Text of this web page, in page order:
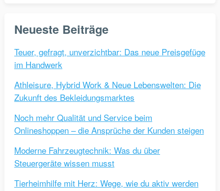
Neueste Beiträge
Teuer, gefragt, unverzichtbar: Das neue Preisgefüge
im Handwerk
Athleisure, Hybrid Work & Neue Lebenswelten: Die
Zukunft des Bekleidungsmarktes
Noch mehr Qualität und Service beim
Onlineshoppen – die Ansprüche der Kunden steigen
Moderne Fahrzeugtechnik: Was du über
Steuergeräte wissen musst
Tierheimhilfe mit Herz: Wege, wie du aktiv werden